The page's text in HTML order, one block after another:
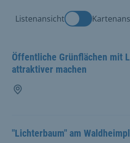
Listenansicht
Öffentliche Grünflächen mit
attraktiver machen
"Lichterbaum" am